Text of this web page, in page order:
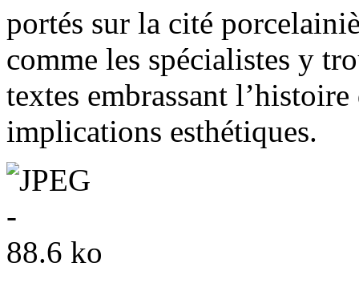
portés sur la cité
comme les spécialistes y
textes embrassant
implications esthétiques.